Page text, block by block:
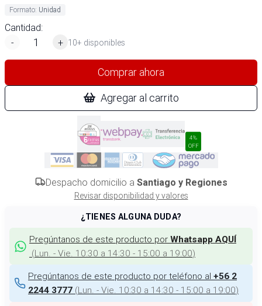
Formato: Unidad
Cantidad:
-
+ 10+ disponibles
Comprar ahora
Agregar al carrito
4%
OFF
Despacho domicilio a Santiago y Regiones
Revisar disponibilidad y valores
¿TIENES ALGUNA DUDA?
Pregúntanos de este producto por Whatsapp AQUÍ
(Lun. - Vie. 10:30 a 14:30 - 15:00 a 19:00)
Pregúntanos de este producto por teléfono al +56 2
2244 3777 (Lun. - Vie. 10:30 a 14:30 - 15:00 a 19:00)